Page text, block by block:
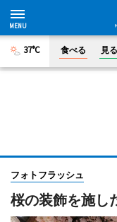
37°C 食べる 見
フォトフラッシュ
桜の装飾を施し